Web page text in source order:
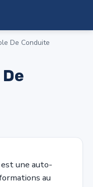
De Conduite
une auto-
au